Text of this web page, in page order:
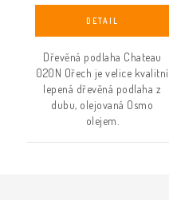
Dřevěná podlaha Chateau
020N Ořech je velice kvalitní
lepená dřevěná podlaha z
dubu, olejovaná Osmo
olejem.